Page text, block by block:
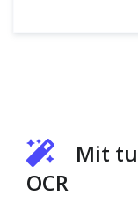
Mit
OCR